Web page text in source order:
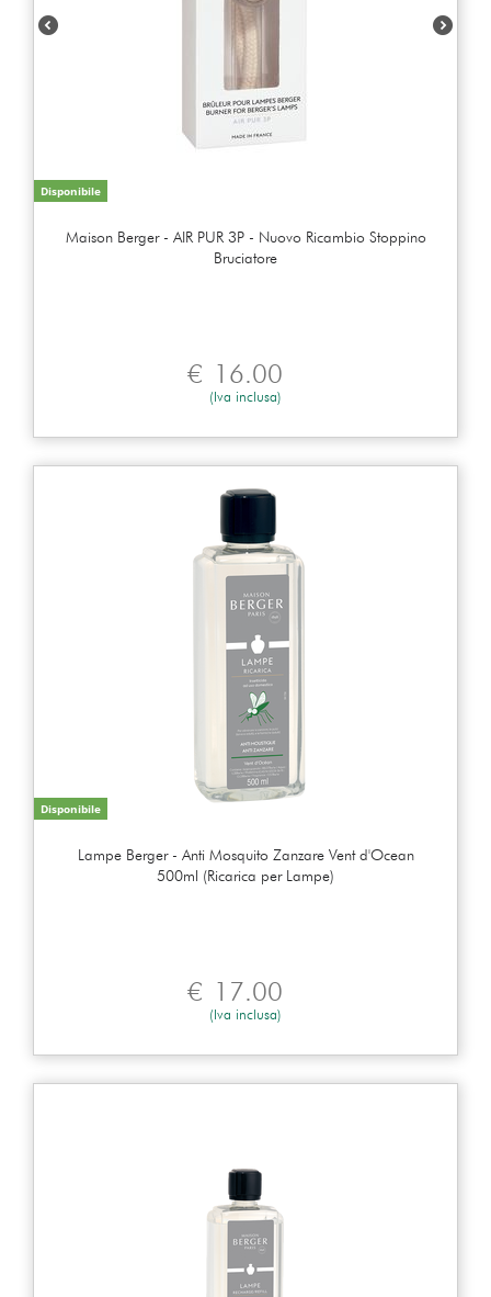
Disponibile
Maison Berger - AIR PUR 3P - Nuovo Ricambio Stoppino
Bruciatore
€ 16.00
(Iva inclusa)
Disponibile
Lampe Berger - Anti Mosquito Zanzare Vent d'Ocean
500ml (Ricarica per Lampe)
€ 17.00
(Iva inclusa)